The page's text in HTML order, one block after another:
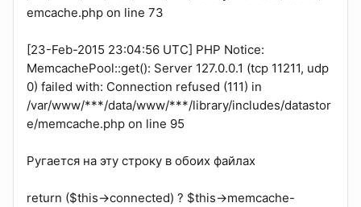
emcache.php on line 73
[23-Feb-2015 23:04:56 UTC] PHP Notice:
MemcachePool::get(): Server 127.0.0.1 (tcp 11211, udp
0) failed with: Connection refused (111) in
/var/www/***/data/www/***/library/includes/datastor
e/memcache.php on line 95
Ругается на эту строку в обоих файлах
return ($this->connected) ? $this->memcache-